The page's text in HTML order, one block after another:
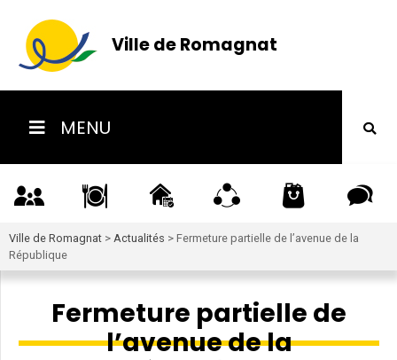
Ville de Romagnat
MENU
Ville de Romagnat > Actualités > Fermeture partielle de l’avenue de la
République
Fermeture partielle de
l’avenue de la